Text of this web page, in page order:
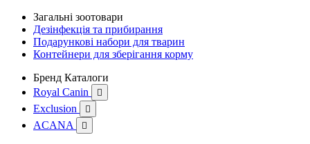
Загальні зоотовари
Дезінфекція та прибирання
Подарункові набори для тварин
Контейнери для зберігання корму
Бренд Каталоги
Royal Canin

Exclusion 
ACANA 